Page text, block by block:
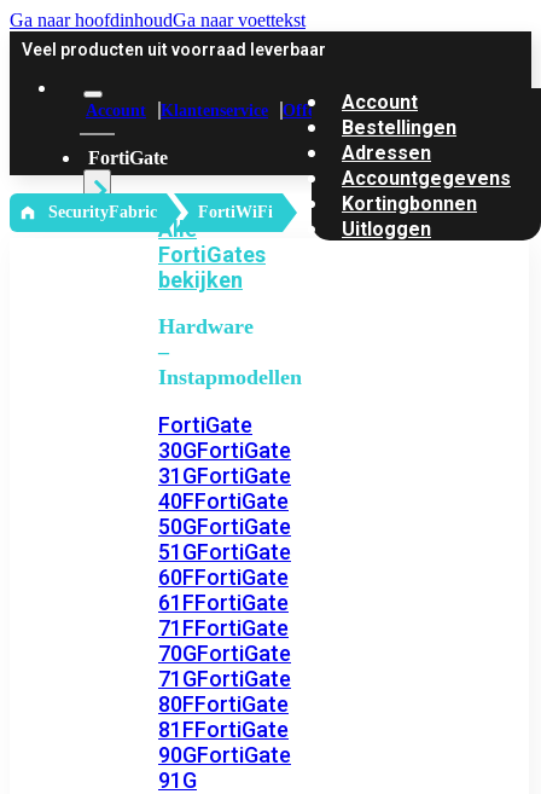
Ga naar hoofdinhoudGa naar voettekst
Veel producten uit voorraad leverbaar
Account Klantenservice Offerte
FortiGate
Alle
FortiGates
bekijken
Hardware
–
Instapmodellen
FortiGate
30GFortiGate
31GFortiGate
40FFortiGate
50GFortiGate
51GFortiGate
60FFortiGate
61FFortiGate
71FFortiGate
70GFortiGate
71GFortiGate
80FFortiGate
81FFortiGate
90GFortiGate
91G
Account
Bestellingen
Adressen
Accountgegevens
Kortingbonnen
Uitloggen
‎ SecurityFabric FortiWiFi